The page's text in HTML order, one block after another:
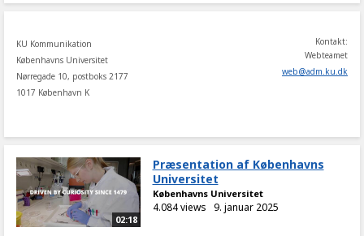
KU Kommunikation
Københavns Universitet
Nørregade 10, postboks 2177
1017 København K
Kontakt:
Webteamet
web@adm.ku.dk
02:18
Præsentation af Københavns
Universitet
Københavns Universitet
4.084 views 9. januar 2025